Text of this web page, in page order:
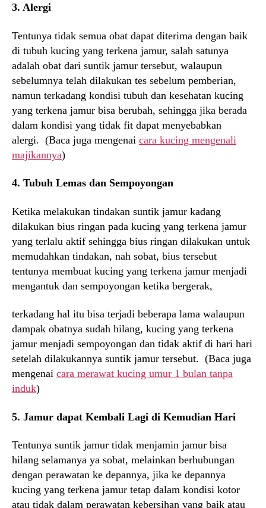
3. Alergi
Tentunya tidak semua obat dapat diterima dengan baik
di tubuh kucing yang terkena jamur, salah satunya
adalah obat dari suntik jamur tersebut, walaupun
sebelumnya telah dilakukan tes sebelum pemberian,
namun terkadang kondisi tubuh dan kesehatan kucing
yang terkena jamur bisa berubah, sehingga jika berada
dalam kondisi yang tidak fit dapat menyebabkan
alergi. (Baca juga mengenai cara kucing mengenali
majikannya)
4. Tubuh Lemas dan Sempoyongan
Ketika melakukan tindakan suntik jamur kadang
dilakukan bius ringan pada kucing yang terkena jamur
yang terlalu aktif sehingga bius ringan dilakukan untuk
memudahkan tindakan, nah sobat, bius tersebut
tentunya membuat kucing yang terkena jamur menjadi
mengantuk dan sempoyongan ketika bergerak,
terkadang hal itu bisa terjadi beberapa lama walaupun
dampak obatnya sudah hilang, kucing yang terkena
jamur menjadi sempoyongan dan tidak aktif di hari hari
setelah dilakukannya suntik jamur tersebut. (Baca juga
mengenai cara merawat kucing umur 1 bulan tanpa
induk)
5. Jamur dapat Kembali Lagi di Kemudian Hari
Tentunya suntik jamur tidak menjamin jamur bisa
hilang selamanya ya sobat, melainkan berhubungan
dengan perawatan ke depannya, jika ke depannya
kucing yang terkena jamur tetap dalam kondisi kotor
atau tidak dalam perawatan kebersihan yang baik atau